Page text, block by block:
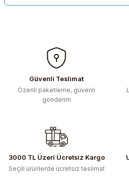
Güvenli Teslimat
Özenli paketleme, güvenli
gönderim
3000 TL Üzeri Ücretsiz Kargo
Seçili ürünlerde ücretsiz teslimat